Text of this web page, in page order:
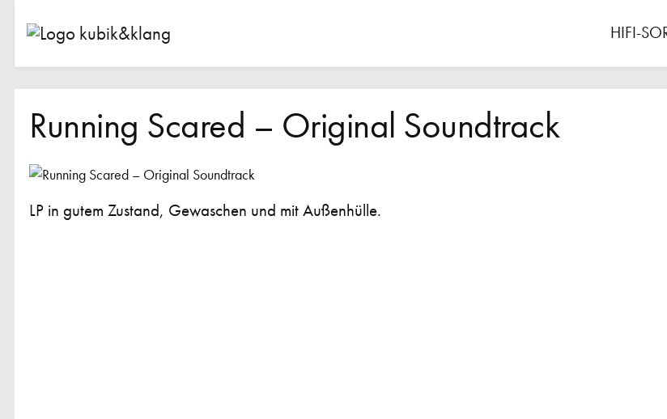
HIFI-
Running Scared – Original Soundtrack
LP in gutem Zustand, Gewaschen und mit Außenhülle.